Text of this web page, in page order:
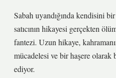
Sabah uyandığında kendisini
satıcının hikayesi gerçekten
fantezi. Uzun hikaye,
mücadelesi ve bir haşere olarak
ediyor.